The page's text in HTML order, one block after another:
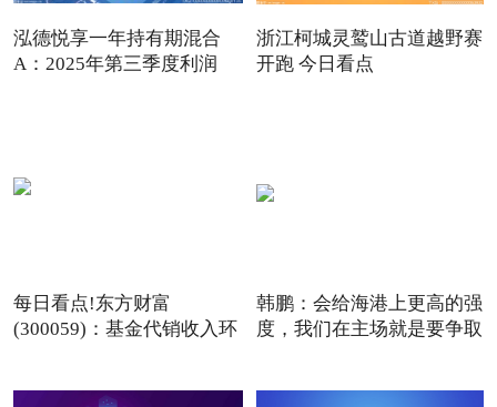
泓德悦享一年持有期混合
A：2025年第三季度利润
浙江柯城灵鹫山古道越野赛
开跑 今日看点
每日看点!东方财富
(300059)：基金代销收入环
韩鹏：会给海港上更高的强
度，我们在主场就是要争取